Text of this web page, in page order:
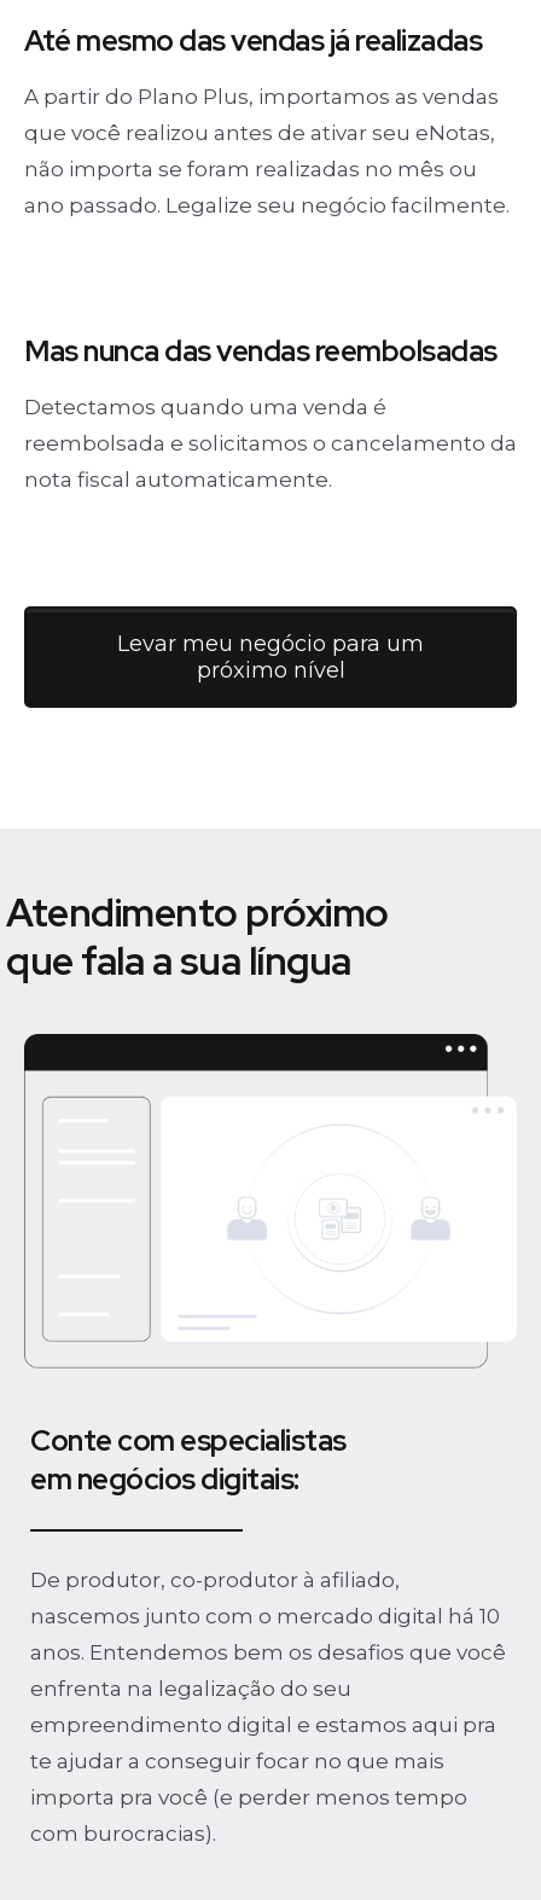
Até mesmo dasvendas já realizadas
A partir do Plano Plus, importamos as vendas
que você realizou antes de ativar seu eNotas,
não importa se foram realizadas no mês ou
ano passado. Legalize seu negócio facilmente.
Mas nuncadas vendasreembolsadas
Detectamos quando uma venda é
reembolsada e solicitamos o cancelamento da
nota fiscal automaticamente.
Levar meu negócio para um
próximo nível
Atendimento próximo
que fala a sua língua
Conte com especialistas
em negócios digitais:
De produtor, co-produtor à afiliado,
nascemos junto com o mercado digital há 10
anos. Entendemos bem os desafios que você
enfrenta na legalização do seu
empreendimento digital e estamos aqui pra
te ajudar a conseguir focar no que mais
importa pra você (e perder menos tempo
com burocracias).